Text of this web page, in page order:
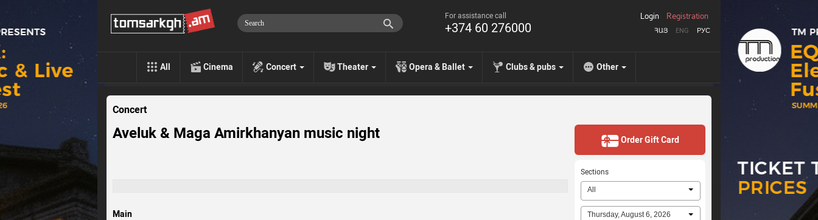
For assistance call
+374 60 276000 ՀԱՅ ENG РУС
Login Registration
All Cinema Concert Theater Opera & Ballet Clubs & pubs Other
Concert
Aveluk & Maga Amirkhanyan music night
Main
Order Gift Card
Sections
All
Thursday, August 6, 2026